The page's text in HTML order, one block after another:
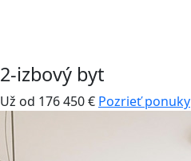
2-izbový byt
Už od 176 450 € Pozrieť ponuky